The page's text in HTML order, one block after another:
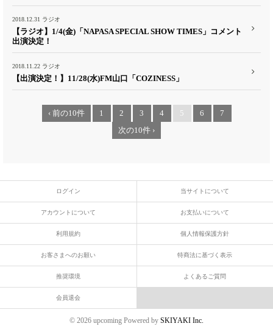
2018.12.31 ラジオ
【ラジオ】1/4(金)「NAPASA SPECIAL SHOW TIMES」コメント
出演決定！
2018.11.22 ラジオ
【出演決定！】11/28(水)FM山口「COZINESS」
‹ 前の10件 1 2 3 4 5 6
7
次の10件 ›
ログイン 当サイトについて
アカウントについて お支払いについて
利用規約 個人情報保護方針
お客さまへのお願い 特商法に基づく表示
推奨環境 よくあるご質問
会員退会
© 2026 upcoming Powered by SKIYAKI Inc.